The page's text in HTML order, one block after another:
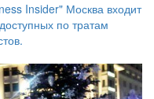
Insider" Москва входит
по тратам